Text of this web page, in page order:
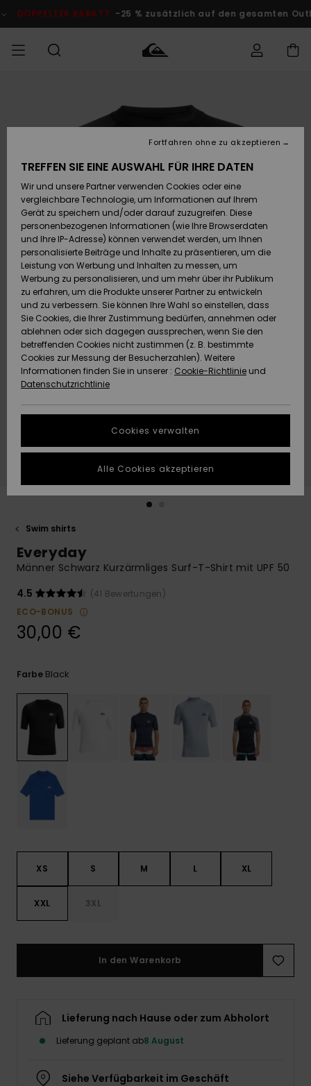
Produktinformation
RABATT -25 % zusätzlich auf den gesamten Outlet-
Accessoires
Schuhe&
Flip-Flops
Surf
Snow
Brandneu
Highlights
Accessoires
Schuhe&
Flip-Flops
Surf
Snow
Brandneu
Highlights
FRAUEN
Brandneu
Highlights
Snow
SURF
Männer
Kinder
Highlights
Community
SNOW
Männer
Snow Shop
Kinder
Snow Shop
Damen
Highlights
Community
DOPPELTER
RABATT
Herren
KINDER
Outlet
Frauen
HILFE & KONTAKT
Bestellung
Retouren
Bezahlung
Geschenkkarte
Quiksilver
Freedom
Datenschutz
Starten Sie eine
um die
schnellste
Antwort auf Ihre
erhalten.
Finden Sie
Antworten auf
die häufigsten
Fragen sowie
NACHHALTIGKEIT
SHOPS
QUIKSILVER APP
WUNSCHLISTE
Swim shirts
Everyday
Männer Schwarz Kurzärmliges Surf-T-Shirt mit UPF 50
4.5
(41 Bewertungen)
ECO-BONUS
30,00 €
Farbe Black
XS S M L XL
XXL 3XL
In den Warenkorb
Lieferung nach Hause oder zum Abholort
Lieferung geplant ab8 August
Siehe Verfügbarkeit im Geschäft
TREFFEN SIE EINE AUSWAHL FÜR IHRE DATEN
Wir und unsere Partner verwenden Cookies oder eine
vergleichbare Technologie, um Informationen auf Ihrem
Gerät zu speichern und/oder darauf zuzugreifen. Diese
personenbezogenen Informationen (wie Ihre Browserdaten
und Ihre IP-Adresse) können verwendet werden, um Ihnen
personalisierte Beiträge und Inhalte zu präsentieren, um die
Leistung von Werbung und Inhalten zu messen, um
Werbung zu personalisieren, und um mehr über ihr Publikum
zu erfahren, um die Produkte unserer Partner zu entwickeln
und zu verbessern. Sie können Ihre Wahl so einstellen, dass
Sie Cookies, die Ihrer Zustimmung bedürfen, annehmen oder
ablehnen oder sich dagegen aussprechen, wenn Sie den
betreffenden Cookies nicht zustimmen (z. B. bestimmte
Cookies zur Messung der Besucherzahlen). Weitere
Informationen finden Sie in unserer : Cookie-Richtlinie und
Datenschutzrichtlinie
Cookies verwalten
Fortfahren ohne zu akzeptieren
Alle Cookies akzeptieren